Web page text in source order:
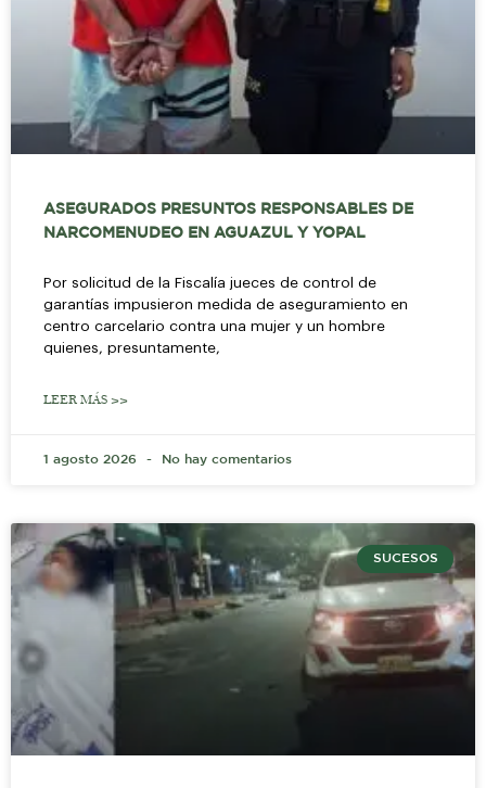
ASEGURADOS PRESUNTOS RESPONSABLES DE
NARCOMENUDEO EN AGUAZUL Y YOPAL
Por solicitud de la Fiscalía jueces de control de
garantías impusieron medida de aseguramiento en
centro carcelario contra una mujer y un hombre
quienes, presuntamente,
LEER MÁS >>
1 agosto 2026 No hay comentarios
SUCESOS